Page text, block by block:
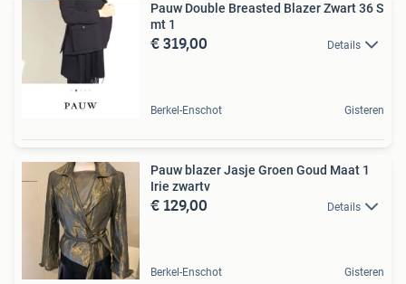
Pauw Double Breasted Blazer Zwart 36 S
mt 1
€ 319,00 Details
Berkel-Enschot Gisteren
Pauw blazer Jasje Groen Goud Maat 1
Irie zwartv
€ 129,00 Details
Berkel-Enschot Gisteren